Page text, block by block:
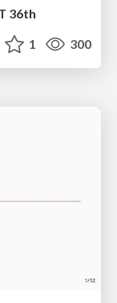
36th
1 300